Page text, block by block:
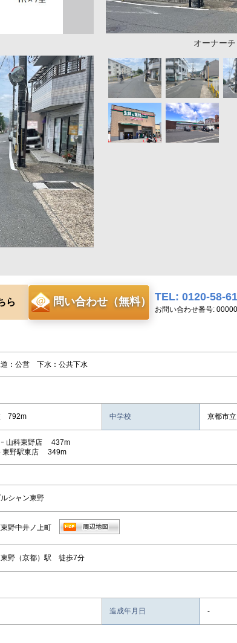
オーナー
ら 問い合わせ（無料） TEL: 0120-58-
お問い合わせ番号:
：公営 下水：公共下水
792m 中学校 京都市
ｰ 山科東野店 437m
東野駅東店 349m
シャン東野
野中井ノ上町
野（京都）駅 徒歩7分
造成年月日 -